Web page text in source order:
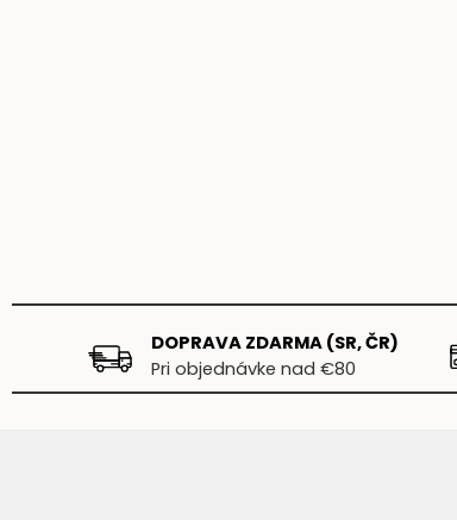
DOPRAVA ZDARMA (SR, ČR)
Pri objednávke nad €80